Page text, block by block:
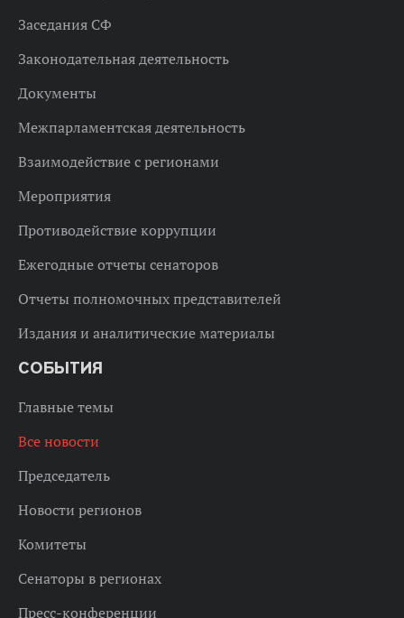
Заседания СФ
Законодательная деятельность
Документы
Межпарламентская деятельность
Взаимодействие с регионами
Мероприятия
Противодействие коррупции
Ежегодные отчеты сенаторов
Отчеты полномочных представителей
Издания и аналитические материалы
СОБЫТИЯ
Главные темы
Все новости
Председатель
Новости регионов
Комитеты
Сенаторы в регионах
Пресс-конференции